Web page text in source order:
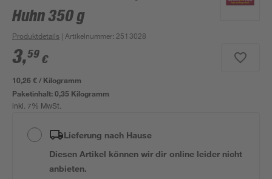
Huhn 350 g
Produktdetails | Artikelnummer: 2513028
3,59 €
10,26 € / Kilogramm
Paketinhalt:0,35 Kilogramm
inkl. 7% MwSt.
Lieferung nach Hause
Diesen Artikel können wir dir online leider nicht
anbieten.